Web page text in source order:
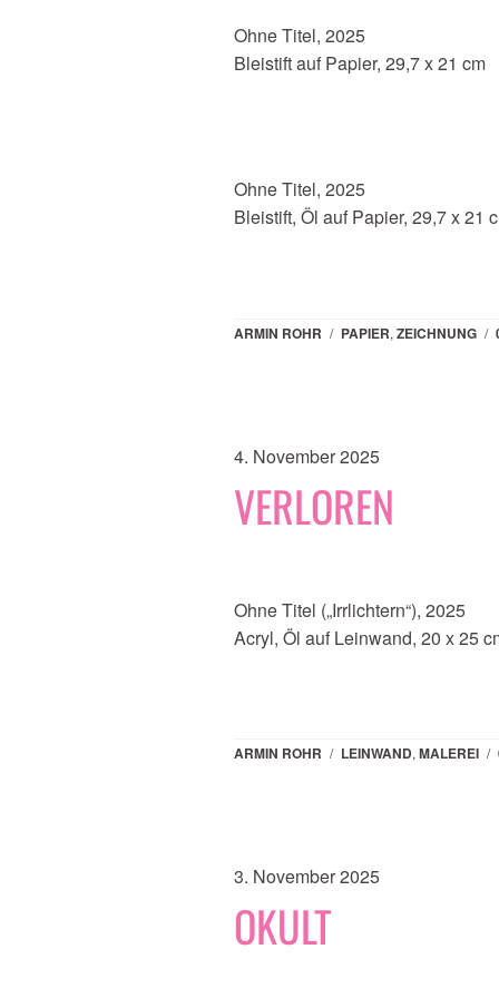
Ohne Titel, 2025
Bleistift auf Papier, 29,7 x 21 cm
Ohne Titel, 2025
Bleistift, Öl auf Papier, 29,7 x 21
ARMIN ROHR / PAPIER,ZEICHNUNG /
4. November 2025
VERLOREN
Ohne Titel („Irrlichtern“), 2025
Acryl, Öl auf Leinwand, 20 x 25
ARMIN ROHR / LEINWAND,MALEREI /
3. November 2025
OKULT